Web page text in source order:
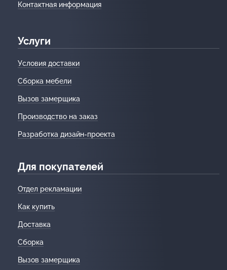
Контактная информация
Услуги
Условия доставки
Сборка мебели
Вызов замерщика
Производство на заказ
Разработка дизайн-проекта
Для покупателей
Отдел рекламации
Как купить
Доставка
Сборка
Вызов замерщика